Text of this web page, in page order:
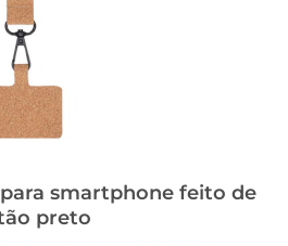
smartphone feito de
preto